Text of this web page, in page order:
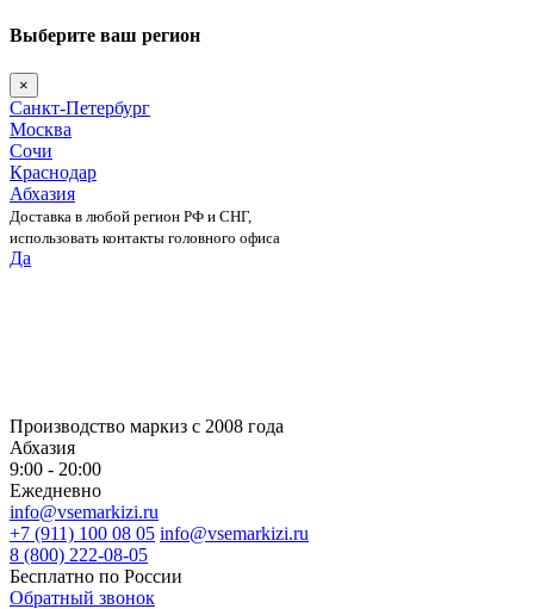
Выберите ваш регион
×
Санкт-Петербург
Москва
Сочи
Краснодар
Абхазия
Доставка в любой регион РФ и СНГ,
использовать контакты головного офиса
Да
Производство маркиз с 2008 года
Абхазия
9:00 - 20:00
Ежедневно
info@vsemarkizi.ru
+7 (911) 100 08 05 info@vsemarkizi.ru
8 (800) 222-08-05
Бесплатно по России
Обратный звонок